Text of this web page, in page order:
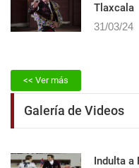
Tlaxcala
31/03/24
<< Ver más
Galería de Videos
Indulta a